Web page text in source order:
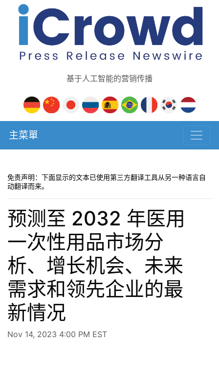
基于人工智能的营销传播
主菜單
免责声明：下面显示的文本已使用第三方翻译工具从另一种语言自
动翻译而来。
预测至 2032 年医用
一次性用品市场分
析、增长机会、未来
需求和领先企业的最
新情况
Nov 14, 2023 4:00 PM EST